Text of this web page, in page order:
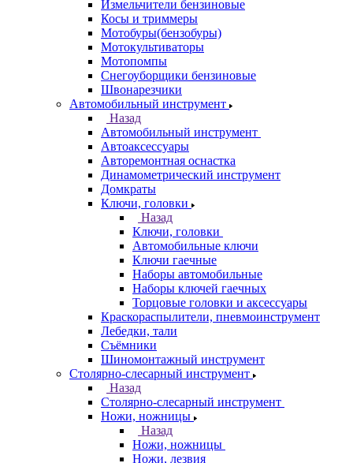
Измельчители бензиновые
Косы и триммеры
Мотобуры(бензобуры)
Мотокультиваторы
Мотопомпы
Снегоуборщики бензиновые
Швонарезчики
Автомобильный инструмент
Назад
Автомобильный инструмент
Автоаксессуары
Авторемонтная оснастка
Динамометрический инструмент
Домкраты
Ключи, головки
Назад
Ключи, головки
Автомобильные ключи
Ключи гаечные
Наборы автомобильные
Наборы ключей гаечных
Торцовые головки и аксессуары
Краскораспылители, пневмоинструмент
Лебедки, тали
Съёмники
Шиномонтажный инструмент
Столярно-слесарный инструмент
Назад
Столярно-слесарный инструмент
Ножи, ножницы
Назад
Ножи, ножницы
Ножи, лезвия